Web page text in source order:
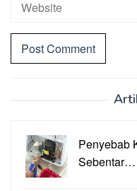
Penyebab
Sebentar…